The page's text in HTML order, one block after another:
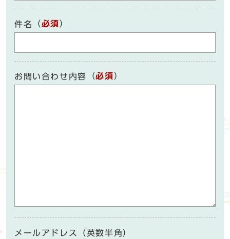
件名 （必須）
お問い合わせ内容 （必須）
メールアドレス（英数半角）